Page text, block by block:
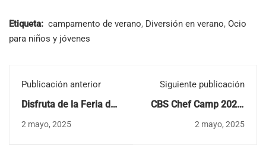
Etiqueta: campamento de verano, Diversión en verano, Ocio
para niños y jóvenes
Publicación anterior
Disfruta de la Feria de
tranquilidad…
2 mayo, 2025
Siguiente publicación
CBS Chef Camp 2025:
Aprendizaje 100% en
2 mayo, 2025